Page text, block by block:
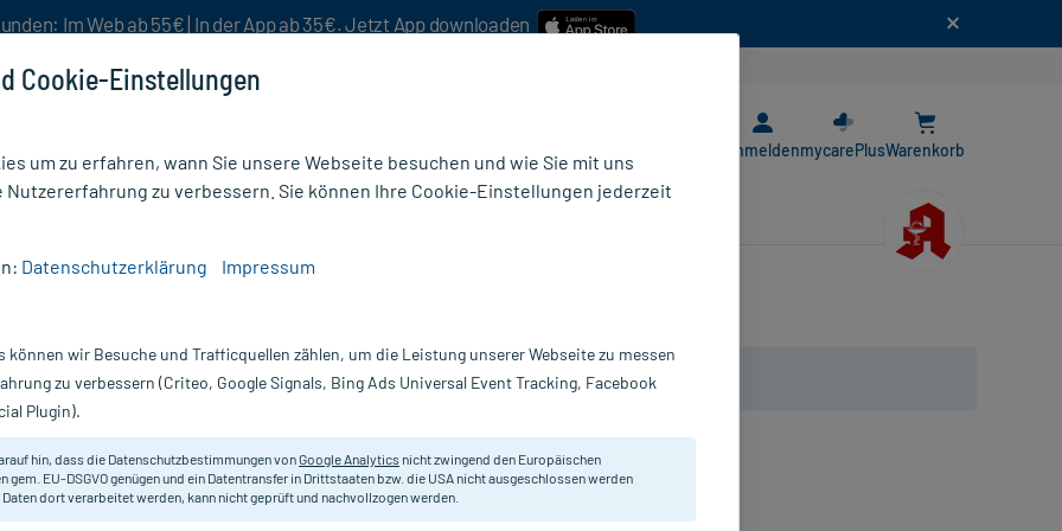
Im Web ab 55€ | In der App ab 35€. Jetzt App downloaden
AnmeldenmycarePlusWarenkorb
Nur für kurze Zeit:Gratis-Versand* ab 19€ Mindestbestellwert!
6 cm x 3
Fink & Walter Verbandstoffe
Zur Polsterung von Gipsverbänden.
Cookie-Einstellungen
um zu erfahren, wann Sie unsere Webseite besuchen und wie Sie mit uns
Nutzererfahrung zu verbessern. Sie können Ihre Cookie-Einstellungen jederzeit
Datenschutzerklärung Impressum
können wir Besuche und Trafficquellen zählen, um die Leistung unserer Webseite zu messen
zu verbessern (Criteo, Google Signals, Bing Ads Universal Event Tracking, Facebook
Plugin).
hin, dass die Datenschutzbestimmungen vonGoogle Analytics nicht zwingend den Europäischen
gem. EU-DSGVO genügen und ein Datentransfer in Drittstaaten bzw. die USA nicht ausgeschlossen werden
Daten dort verarbeitet werden, kann nicht geprüft und nachvollzogen werden.